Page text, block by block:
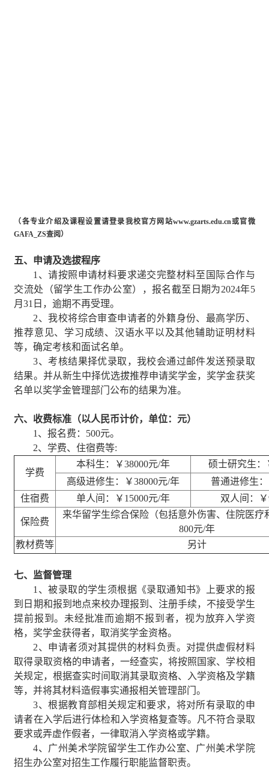
（各专业介绍及课程设置请登录我校官方网站www.gzarts.edu.cn或官微
GAFA_ZS查阅）
五、申请及选拔程序
1 、请按照申请材料要求递交完整材料至国际合作与
交流处（留学生工作办公室），报名截至日期为2024年5
月31 日，逾期不再受理。
2、我校将综合审查申请者的外籍身份、最高学历、
推荐意见、学习成绩、汉语水平以及其他辅助证明材料
等，确定考核和面试名单。
3、考核结果择优录取，我校会通过邮件发送预录取
结果。并从新生中择优选拔推荐申请奖学金，奖学金获奖
名单以奖学金管理部门公布的结果为准。
六、 收费标准（以人民币计价，单位：元）
1 、报名费： 500元。
2、学费、住宿费等:
学费
本科生：￥38000元/年
硕士研究生：
高级进修生：￥38000元/年
普通进修生
住宿费
单人间：￥ 15000元/年 双人间：￥
保险费
来华留学生综合保险（包括意外伤害、住院医疗
800元/年
教材费等
另计
七、监督管理
1 、被录取的学生须根据《录取通知书》上要求的报
到日期和报到地点来校办理报到、注册手续，不接受学生
提前报到。未经批准而逾期不报到者，视为放弃入学资
格，奖学金获得者，取消奖学金资格。
2、申请者须对其提供的材料负责。对提供虚假材料
取得录取资格的申请者，一经查实，将按照国家、学校相
关规定，根据查实时间取消其录取资格、入学资格及学籍
等，并将其材料造假事实通报相关管理部门。
3、根据教育部相关规定和要求，将对所有录取的申
请者在入学后进行体检和入学资格复查等。凡不符合录取
要求或弄虚作假者，一律取消入学资格或学籍。
4、广州美术学院留学生工作办公室、广州美术学院
招生办公室对招生工作履行职能监督职责。